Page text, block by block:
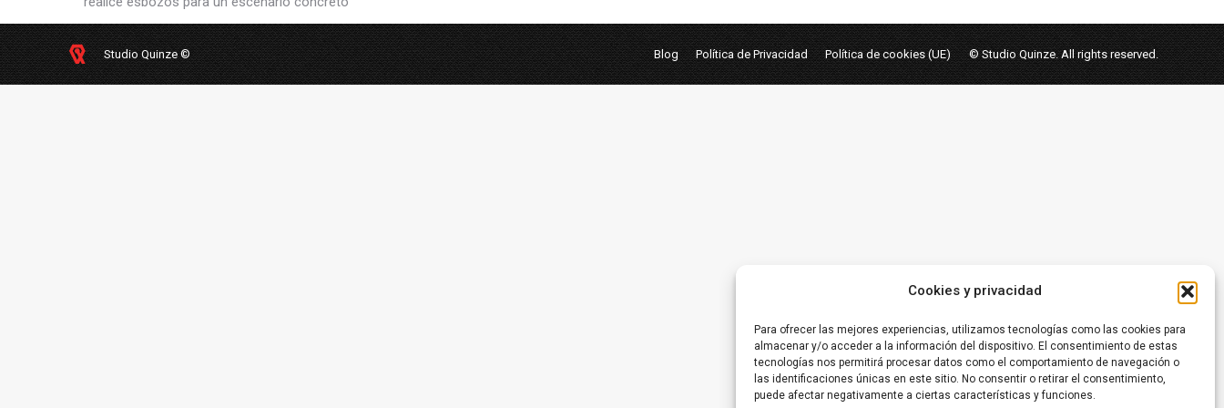
Cookies y privacidad
Para ofrecer las mejores experiencias, utilizamos tecnologías como las cookies para
almacenar y/o acceder a la información del dispositivo. El consentimiento de estas
tecnologías nos permitirá procesar datos como el comportamiento de navegación o
las identificaciones únicas en este sitio. No consentir o retirar el consentimiento,
puede afectar negativamente a ciertas características y funciones.
Studio Quinze © Blog Política de Privacidad Política de cookies (UE) © Studio Quinze. All rights reserved.